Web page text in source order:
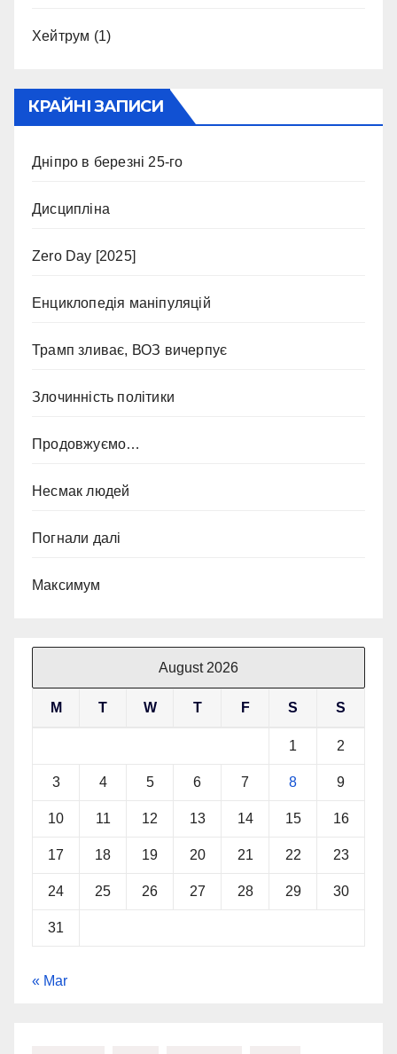
Хейтрум (1)
КРАЙНІ ЗАПИСИ
Дніпро в березні 25-го
Дисципліна
Zero Day [2025]
Енциклопедія маніпуляцій
Трамп зливає, ВОЗ вичерпує
Злочинність політики
Продовжуємо…
Несмак людей
Погнали далі
Максимум
August 2026
M T W T F S S
1 2
3 4 5 6 7 8 9
10 11 12 13 14 15 16
17 18 19 20 21 22 23
24 25 26 27 28 29 30
31
« Mar